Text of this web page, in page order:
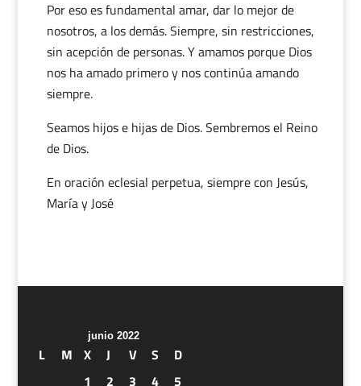
Por eso es fundamental amar, dar lo mejor de
nosotros, a los demás. Siempre, sin restricciones,
sin acepción de personas. Y amamos porque Dios
nos ha amado primero y nos continúa amando
siempre.
Seamos hijos e hijas de Dios. Sembremos el Reino
de Dios.
En oración eclesial perpetua, siempre con Jesús,
María y José
junio 2022
L M X J V S
D
1
2 3 4
5